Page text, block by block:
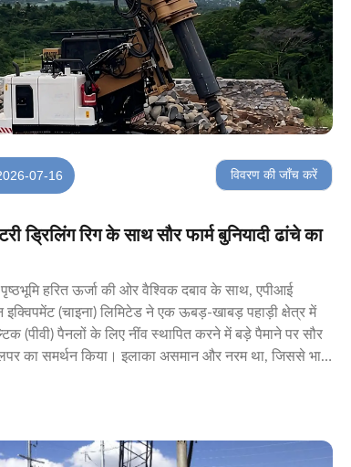
07-16 विवरण की जाँच करें
ड्रिलिंग रिग के साथ सौर फार्म बुनियादी ढांचे का
हरित ऊर्जा की ओर वैश्विक दबाव के साथ, एपीआई
(चाइना) लिमिटेड ने एक ऊबड़-खाबड़ पहाड़ी क्षेत्र में
(पीवी) पैनलों के लिए नींव स्थापित करने में बड़े पैमाने पर सौर
का समर्थन किया। इलाका असमान और नरम था, जिससे भारी